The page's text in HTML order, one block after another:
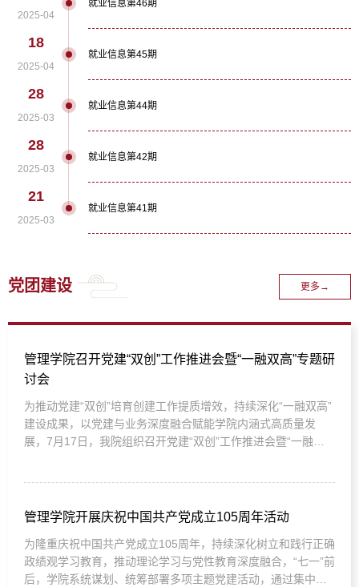
2025-04
就业信息第46期
18
2025-04
就业信息第45期
28
2025-03
就业信息第44期
28
2025-03
就业信息第42期
21
2025-03
就业信息第41期
党团建设 更多→
管理学院召开党建“双创”工作推进会暨“一融双高”专题研
讨会
为推动党建“双创”培育创建工作提质增效，持续深化“一融双高”
建设成果，以党建与业务深度融合赋能学院内涵式高质量发
展，7月17日，我院组织召开党建“双创”工作推进会暨“一融双
课、答疑指导。陈国锋老师拥有丰富的高校基层党建创建经
管理学院开展庆祝中国共产党成立105周年活动
为隆重庆祝中国共产党成立105周年，持续深化树立和践行正确
政绩观学习教育，推动理论学习与党性教育深度融合，“七一”前
后，学院系统谋划、统筹部署多项主题党建活动，通过集中观